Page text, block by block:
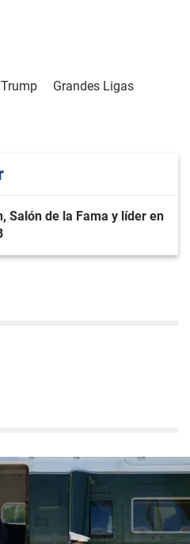
Trump
Grandes Ligas
Salón de la Fama y líder en